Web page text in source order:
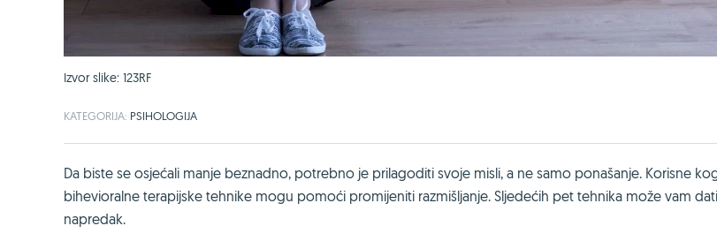
Izvor slike: 123RF
KATEGORIJA: PSIHOLOGIJA
Da biste se osjećali manje beznadno, potrebno je prilagoditi svoje misli, a ne samo ponašanje. Korisne
bihevioralne terapijske tehnike mogu pomoći promijeniti razmišljanje. Sljedećih pet tehnika može vam
napredak.